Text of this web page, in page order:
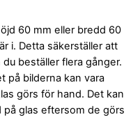
60 mm eller bredd 60
i. Detta säkerställer att
beställer flera gånger.
på bilderna kan vara
görs för hand. Det kan
på glas eftersom de görs